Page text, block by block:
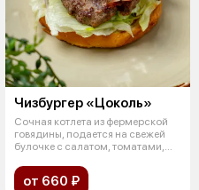
Чизбургер «Цоколь»
Сочная котлета из фермерской
говядины, подается на свежей
булочке с салатом, томатами,
от 660 ₽